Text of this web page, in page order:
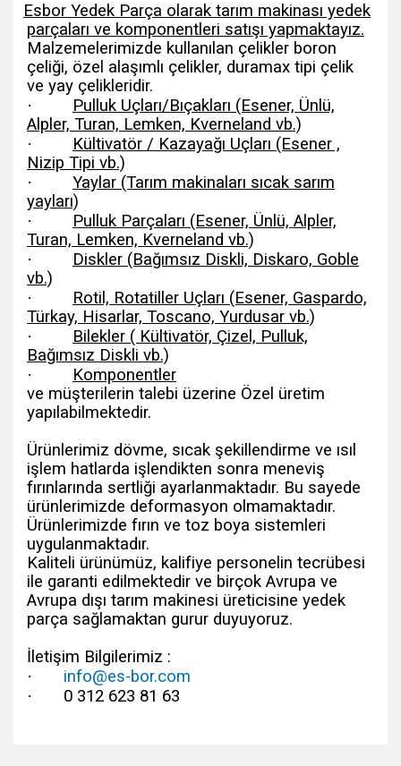
Esbor Yedek Parça olarak tarım makinası yedek
parçaları ve komponentleri satışı yapmaktayız.
Malzemelerimizde kullanılan çelikler boron
çeliği, özel alaşımlı çelikler, duramax tipi çelik
ve yay çelikleridir.
·
Pulluk Uçları/Bıçakları (Esener, Ünlü,
Alpler, Turan, Lemken, Kverneland vb.)
·
Kültivatör / Kazayağı Uçları (Esener ,
Nizip Tipi vb.)
·
Yaylar (Tarım makinaları sıcak sarım
yayları)
·
Pulluk Parçaları (Esener, Ünlü, Alpler,
Turan, Lemken, Kverneland vb.)
·
Diskler (Bağımsız Diskli, Diskaro, Goble
vb.)
·
Rotil, Rotatiller Uçları (Esener, Gaspardo,
Türkay, Hisarlar, Toscano, Yurdusar vb.)
·
Bilekler ( Kültivatör, Çizel, Pulluk,
Bağımsız Diskli vb.)
·
Komponentler
ve müşterilerin talebi üzerine Özel üretim
yapılabilmektedir.
Ürünlerimiz dövme, sıcak şekillendirme ve ısıl
işlem hatlarda işlendikten sonra meneviş
fırınlarında sertliği ayarlanmaktadır. Bu sayede
ürünlerimizde deformasyon olmamaktadır.
Ürünlerimizde fırın ve toz boya sistemleri
uygulanmaktadır.
Kaliteli ürünümüz, kalifiye personelin tecrübesi
ile garanti edilmektedir ve birçok Avrupa ve
Avrupa dışı tarım makinesi üreticisine yedek
parça sağlamaktan gurur duyuyoruz.
İletişim Bilgilerimiz :
· info@es-bor.com
· 0 312 623 81 63